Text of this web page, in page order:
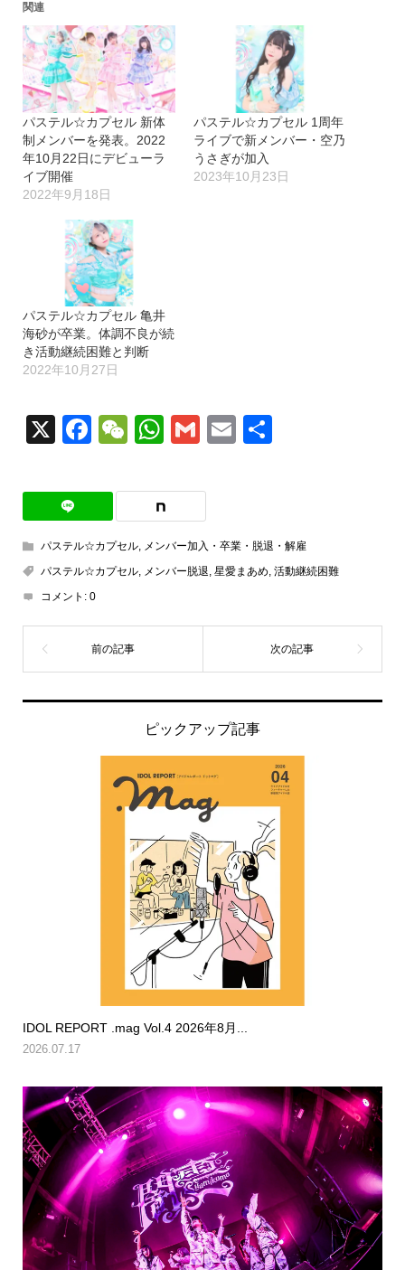
関連
パステル☆カプセル 新体
制メンバーを発表。2022
年10月22日にデビューラ
イブ開催
2022年9月18日
パステル☆カプセル 1周年
ライブで新メンバー・空乃
うさぎが加入
2023年10月23日
パステル☆カプセル 亀井
海砂が卒業。体調不良が続
き活動継続困難と判断
2022年10月27日
X Facebook
WeChat
WhatsApp
GmailEmail
パステル☆カプセル, メンバー加入・卒業・脱退・解雇
パステル☆カプセル, メンバー脱退, 星愛まあめ, 活動継続困難
コメント: 0
ピックアップ記事
IDOL REPORT .mag Vol.4 2026年8月...
2026.07.17